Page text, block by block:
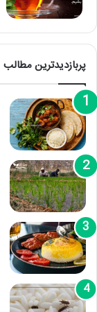
پربازدیدترین مطالب